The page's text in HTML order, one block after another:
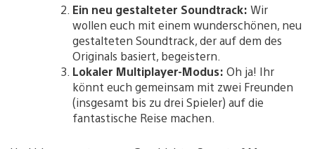
Ein neu gestalteter Soundtrack: Wir
wollen euch mit einem wunderschönen, neu
gestalteten Soundtrack, der auf dem des
Originals basiert, begeistern.
Lokaler Multiplayer-Modus: Oh ja! Ihr
könnt euch gemeinsam mit zwei Freunden
(insgesamt bis zu drei Spieler) auf die
fantastische Reise machen.